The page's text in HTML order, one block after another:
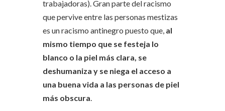
trabajadoras). Gran parte del racismo
que pervive entre las personas mestizas
es un racismo antinegro puesto que, al
mismo tiempo que se festeja lo
blanco o la piel más clara, se
deshumaniza y se niega el acceso a
una buena vida a las personas de piel
más obscura.